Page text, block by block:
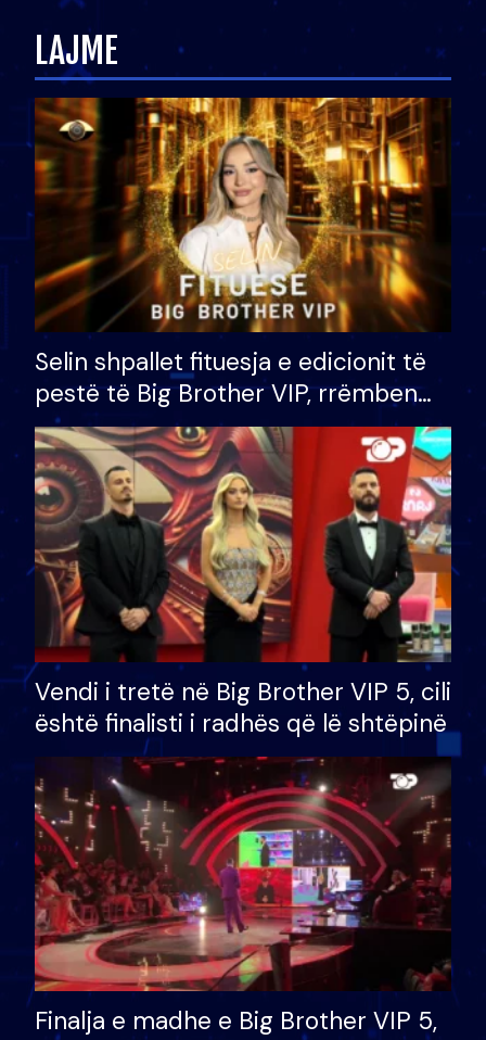
LAJME
Selin shpallet fituesja e edicionit të
pestë të Big Brother VIP, rrëmben
çmimin e madh prej 100 mijë eurosh
Vendi i tretë në Big Brother VIP 5, cili
është finalisti i radhës që lë shtëpinë
Finalja e madhe e Big Brother VIP 5,